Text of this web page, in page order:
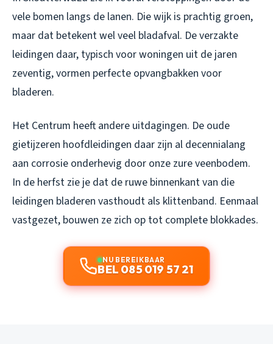
vele bomen langs de lanen. Die wijk is prachtig groen,
maar dat betekent wel veel bladafval. De verzakte
leidingen daar, typisch voor woningen uit de jaren
zeventig, vormen perfecte opvangbakken voor
bladeren.
Het Centrum heeft andere uitdagingen. De oude
gietijzeren hoofdleidingen daar zijn al decennialang
aan corrosie onderhevig door onze zure veenbodem.
In de herfst zie je dat de ruwe binnenkant van die
leidingen bladeren vasthoudt als klittenband. Eenmaal
vastgezet, bouwen ze zich op tot complete blokkades.
NU BEREIKBAAR
BEL 085 019 57 21